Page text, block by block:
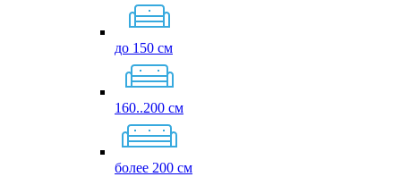
до 150 см
160..200 см
более 200 см